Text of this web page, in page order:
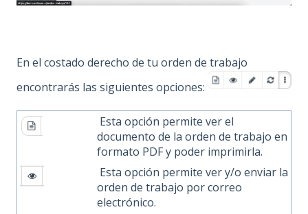
En el costado derecho de tu orden de trabajo
encontrarás las siguientes opciones:
Esta opción permite ver el
documento de la orden de trabajo en
formato PDF y poder imprimirla.
Esta opción permite ver y/o enviar la
orden de trabajo por correo
electrónico.